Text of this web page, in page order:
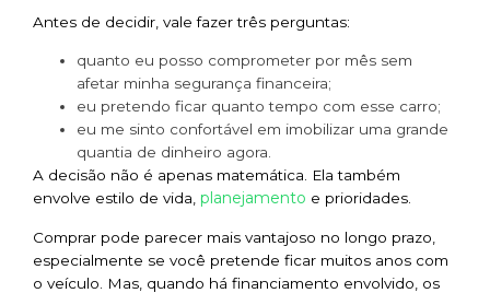
Antes de decidir, vale fazer três perguntas:
quanto eu posso comprometer por mês sem
afetar minha segurança financeira;
eu pretendo ficar quanto tempo com esse carro;
eu me sinto confortável em imobilizar uma grande
quantia de dinheiro agora.
A decisão não é apenas matemática. Ela também
envolve estilo de vida, planejamento e prioridades.
Comprar pode parecer mais vantajoso no longo prazo,
especialmente se você pretende ficar muitos anos com
o veículo. Mas, quando há financiamento envolvido, os